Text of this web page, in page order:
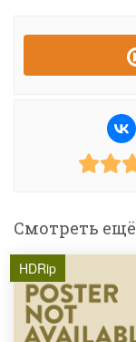
Смотреть ещё
HDRip